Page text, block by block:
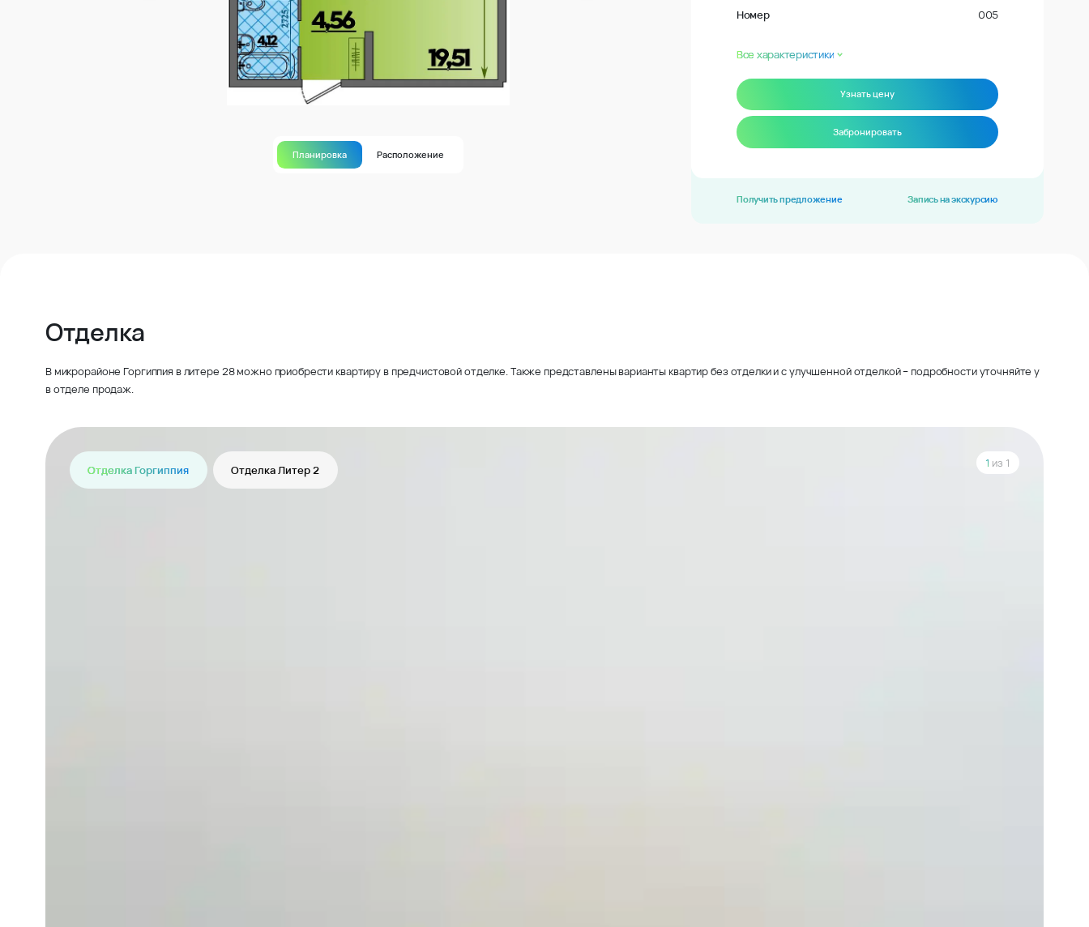
Планировка Расположение
Номер 005
Все характеристики
Узнать цену
Забронировать
Получить предложение Запись на экскурсию
Отделка
В микрорайоне Горгиппия в литере 28 можно приобрести квартиру в предчистовой отделке. Также представлены варианты квартир без отделки и с улучшенной отделкой – подробности уточняйте у
в отделе продаж.
Отделка Горгиппия Отделка Литер 2
1 из 1